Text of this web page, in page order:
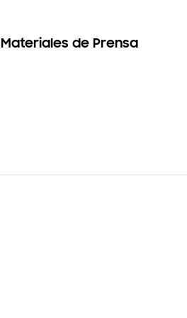
Materiales de Prensa